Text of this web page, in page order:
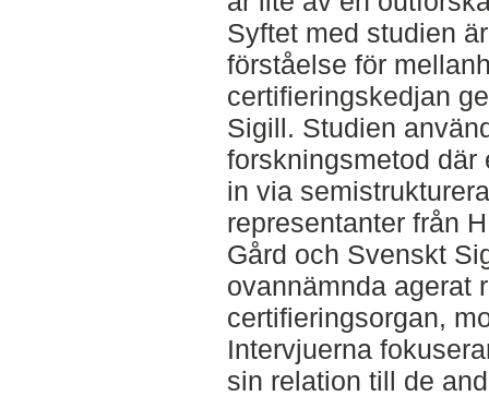
Syftet med studien
förståelse för
certifieringskedjan
Sigill. Studien
forskningsmetod där
in via
representanter från
Gård och Svenskt
ovannämnda agerat
certifieringsorgan,
Intervjuerna
sin relation till de